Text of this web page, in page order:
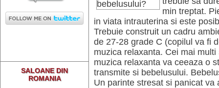
SALOANE DIN
ROMANIA
min treptat.
in viata intrauterina si este
Trebuie construit un cadru
de 27-28 grade C (copilul va fi
muzica relaxanta. Cei mai
muzica relaxanta va ceeaza o
transmite si bebelusului.
Un parinte stresat si panicat